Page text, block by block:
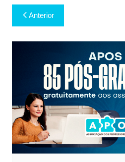
Navegação
de
Post
Anterior